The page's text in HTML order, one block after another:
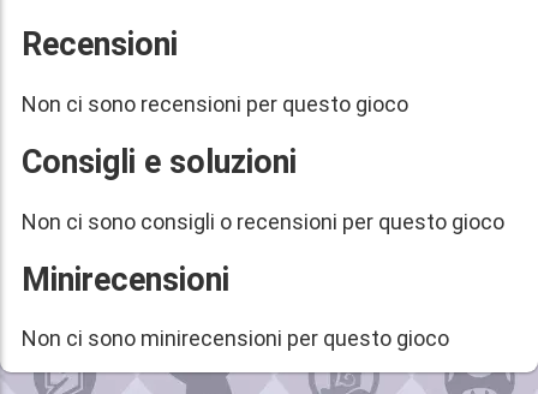
Recensioni
Non ci sono recensioni per questo gioco
Consigli e soluzioni
Non ci sono consigli o recensioni per questo gioco
Minirecensioni
Non ci sono minirecensioni per questo gioco